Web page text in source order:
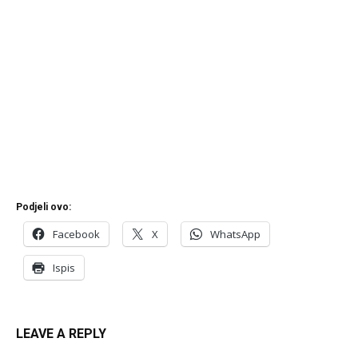
Podjeli ovo:
Facebook X WhatsApp
Ispis
LEAVE A REPLY